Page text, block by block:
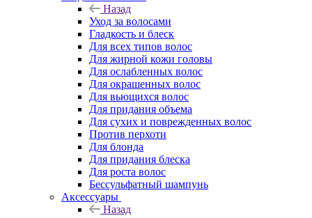
Назад
Уход за волосами
Гладкость и блеск
Для всех типов волос
Для жирной кожи головы
Для ослабленных волос
Для окрашенных волос
Для вьющихся волос
Для придания объема
Для сухих и поврежденных волос
Против перхоти
Для блонда
Для придания блеска
Для роста волос
Бессульфатный шампунь
Аксессуары
Назад